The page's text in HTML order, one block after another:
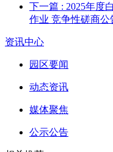
下一篇 : 2025年度
作业 竞争性磋商公
资讯中心
园区要闻
动态资讯
媒体聚焦
公示公告